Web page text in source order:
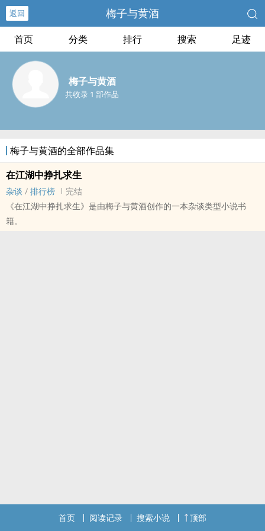
返回 梅子与黄酒
首页 分类 排行 搜索 足迹
梅子与黄酒
共收录 1 部作品
梅子与黄酒的全部作品集
在江湖中挣扎求生
杂谈 / 排行榜
完结
《在江湖中挣扎求生》是由梅子与黄酒创作的一本杂谈类型小说书
籍。
首页 阅读记录 搜索小说 顶部